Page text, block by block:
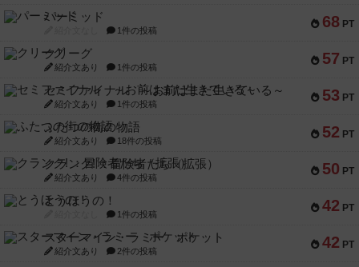
68 PT
パーミッド
1件の投稿
57 PT
クリーグ
紹介文あり 1件の投稿
53 PT
セミファイナル ～お前はまだ生きている～
紹介文あり 1件の投稿
52 PT
ふたつの街の物語
紹介文あり 18件の投稿
50 PT
クランク! ：冒険者たち（拡張）
紹介文あり 4件の投稿
42 PT
とうほうの！
1件の投稿
42 PT
スターマイン・ラミー ポケット
紹介文あり 2件の投稿